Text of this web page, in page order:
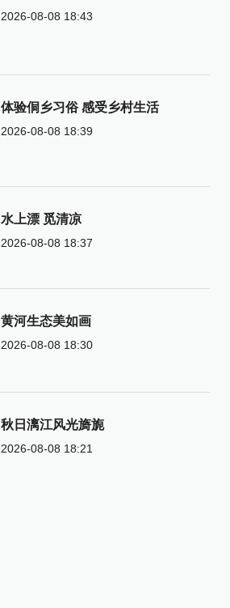
2026-08-08 18:43
体验侗乡习俗 感受乡村生活
2026-08-08 18:39
水上漂 觅清凉
2026-08-08 18:37
黄河生态美如画
2026-08-08 18:30
秋日漓江风光旖旎
2026-08-08 18:21